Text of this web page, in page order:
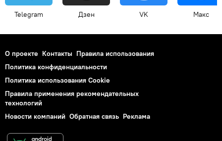
Telegram Дзен VK Макс
О проекте Контакты Правила использования
Политика конфиденциальности
Политика использования Cookie
Правила применения рекомендательных
технологий
Новости компаний Обратная связь Реклама